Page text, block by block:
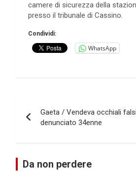
camere di sicurezza della
presso il tribunale di Cassino.
Condividi:
WhatsApp
articoli
Gaeta / Vendeva occhiali
denunciato 34enne
Da non perdere